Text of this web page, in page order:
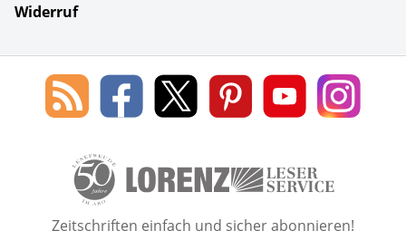
Widerruf
Social Media
Blog
des
Leserservice
Lorenz
Leserservice
Lorenz
Leserservice
Lorenz
Leserservice
Lorenz
Leserservice
Lorenz
50 Lesefreude im Abo Jahre
Zeitschriften einfach und sicher abonnieren!